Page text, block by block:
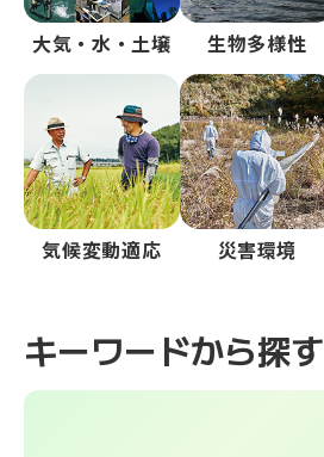
大気・水・土壌 生物多様性
気候変動適応 災害環境
キーワードから探す